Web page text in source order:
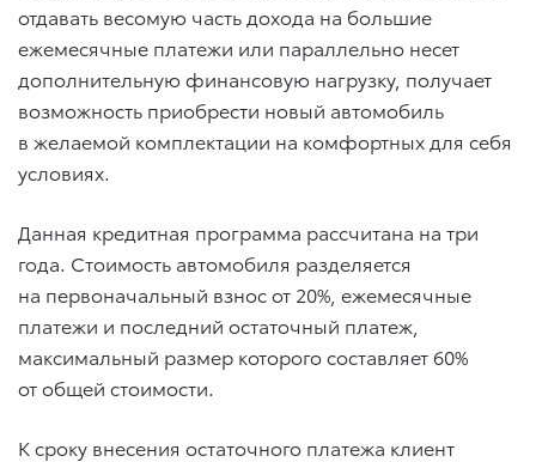
отдавать весомую часть дохода на большие
ежемесячные платежи или параллельно несет
дополнительную финансовую нагрузку, получает
возможность приобрести новый автомобиль
в желаемой комплектации на комфортных для себя
условиях.
Данная кредитная программа рассчитана на три
года. Стоимость автомобиля разделяется
на первоначальный взнос от 20%, ежемесячные
платежи и последний остаточный платеж,
максимальный размер которого составляет 60%
от общей стоимости.
К сроку внесения остаточного платежа клиент